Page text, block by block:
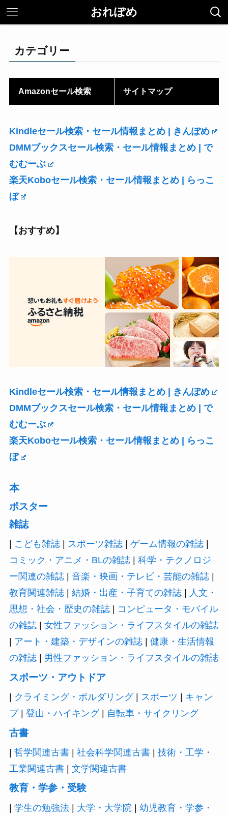
おれぽめ
カテゴリー
Amazonセール検索 サイトマップ
Kindleセール検索・セール情報まとめ | きんぽめ
DMMブックスセール検索・セール情報まとめ | で
むむーぶ
楽天Koboセール検索・セール情報まとめ | らっこ
ぼ
【おすすめ】
Kindleセール検索・セール情報まとめ | きんぽめ
DMMブックスセール検索・セール情報まとめ | で
むむーぶ
楽天Koboセール検索・セール情報まとめ | らっこ
ぼ
本
ポスター
雑誌
こども雑誌| スポーツ雑誌| ゲーム情報の雑誌|
コミック・アニメ・BLの雑誌| 科学・テクノロジ
ー関連の雑誌| 音楽・映画・テレビ・芸能の雑誌|
教育関連雑誌| 結婚・出産・子育ての雑誌|
人文・
思想・社会・歴史の雑誌|
コンピュータ・モバイル
の雑誌| 女性ファッション・ライフスタイルの雑誌
アート・建築・デザインの雑誌| 健康・生活情報
の雑誌| 男性ファッション・ライフスタイルの雑誌
スポーツ・アウトドア
クライミング・ボルダリング| スポーツ
キャン
プ| 登山・ハイキング| 自転車・サイクリング
古書
哲学関連古書| 社会科学関連古書| 技術・工学・
工業関連古書| 文学関連古書
教育・学参・受験
| 学生の勉強法| 大学・大学院| 幼児教育・学参・